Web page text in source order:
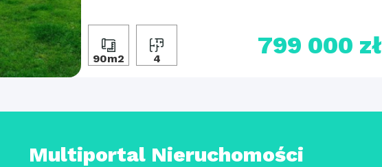
90m2 4 799 000 zł
Multiportal Nieruchomości